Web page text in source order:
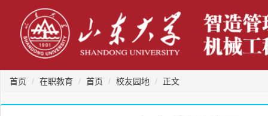
首页 在职教育 首页 校友园地 正文